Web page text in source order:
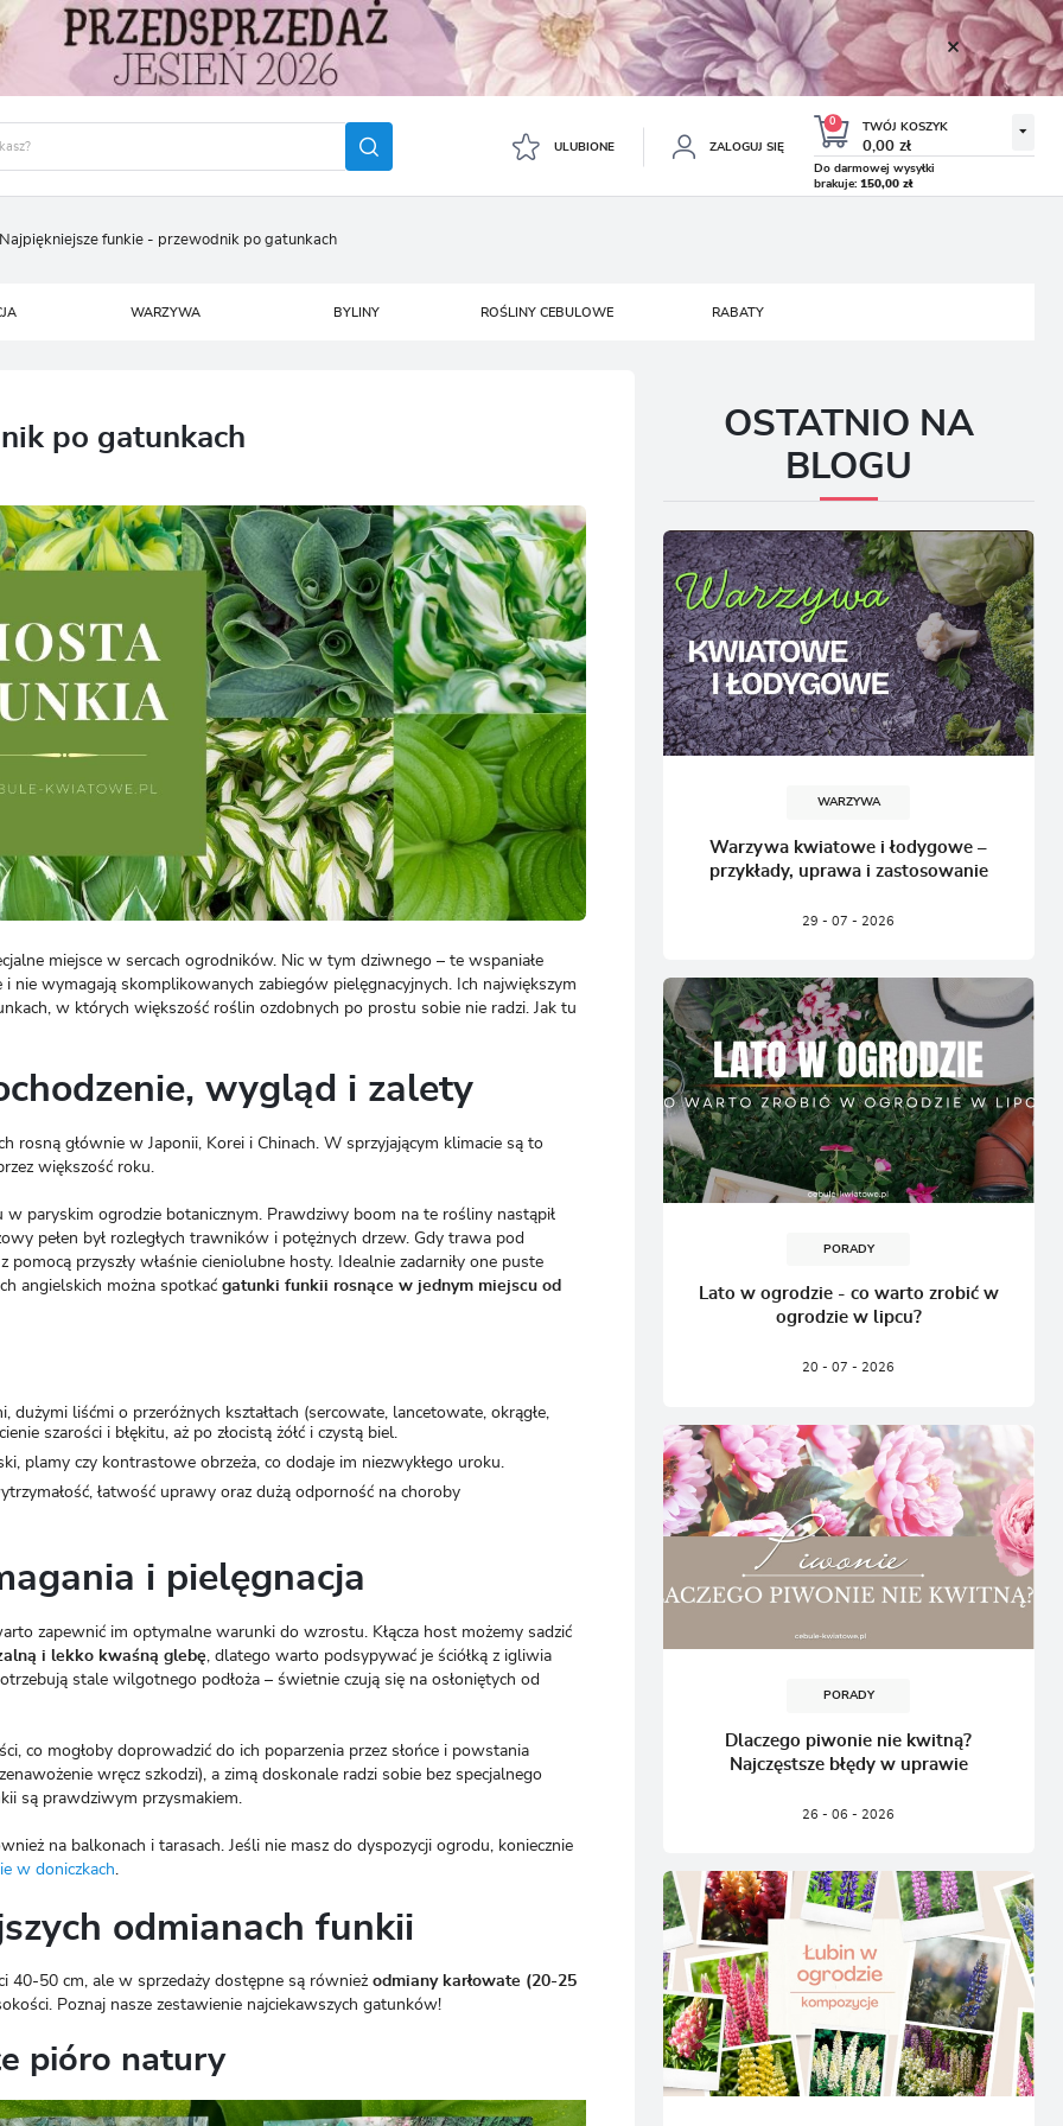
ULUBIONE ZALOGUJ SIĘ
SIĘ REJESTRACJA
0 TWÓJ KOSZYK
0,00 zł
Do darmowej wysyłki
brakuje: 150,00 zł
Najpiękniejsze funkie - przewodnik po gatunkach
WARZYWA BYLINY ROŚLINY CEBULOWE RABATY
po gatunkach
miejsce w sercach ogrodników. Nic w tym dziwnego – te wspaniałe
nie wymagają skomplikowanych zabiegów pielęgnacyjnych. Ich największym
w których większość roślin ozdobnych po prostu sobie nie radzi. Jak tu
wygląd i zalety
rosną głównie w Japonii, Korei i Chinach. W sprzyjającym klimacie są to
większość roku.
paryskim ogrodzie botanicznym. Prawdziwy boom na te rośliny nastąpił
pełen był rozległych trawników i potężnych drzew. Gdy trawa pod
pomocą przyszły właśnie cieniolubne hosty. Idealnie zadarniły one puste
angielskich można spotkać gatunki funkii rosnące w jednym miejscu od
dużymi liśćmi o przeróżnych kształtach (sercowate, lancetowate, okrągłe,
szarości i błękitu, aż po złocistą żółć i czystą biel.
plamy czy kontrastowe obrzeża, co dodaje im niezwykłego uroku.
łatwość uprawy oraz dużą odporność na choroby
i pielęgnacja
zapewnić im optymalne warunki do wzrostu. Kłącza host możemy sadzić
i lekko kwaśną glebę , dlatego warto podsypywać je ściółką z igliwia
stale wilgotnego podłoża – świetnie czują się na osłoniętych od
co mogłoby doprowadzić do ich poparzenia przez słońce i powstania
wręcz szkodzi), a zimą doskonale radzi sobie bez specjalnego
są prawdziwym przysmakiem.
na balkonach i tarasach. Jeśli nie masz do dyspozycji ogrodu, koniecznie
w doniczkach.
odmianach funkii
40-50 cm, ale w sprzedaży dostępne są również odmiany karłowate (20-25
Poznaj nasze zestawienie najciekawszych gatunków!
pióro natury
OSTATNIO NA
BLOGU
WARZYWA
Warzywa kwiatowe i łodygowe –
przykłady, uprawa i zastosowanie
29 - 07 - 2026
PORADY
Lato w ogrodzie - co warto zrobić w
ogrodzie w lipcu?
20 - 07 - 2026
PORADY
Dlaczego piwonie nie kwitną?
Najczęstsze błędy w uprawie
26 - 06 - 2026